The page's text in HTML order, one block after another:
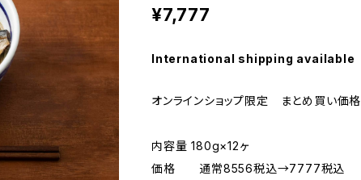
¥7,777
International shipping available
オンラインショップ限定 まとめ買い価格
内容量 180g×12ヶ
価格 通常8556税込→7777税込